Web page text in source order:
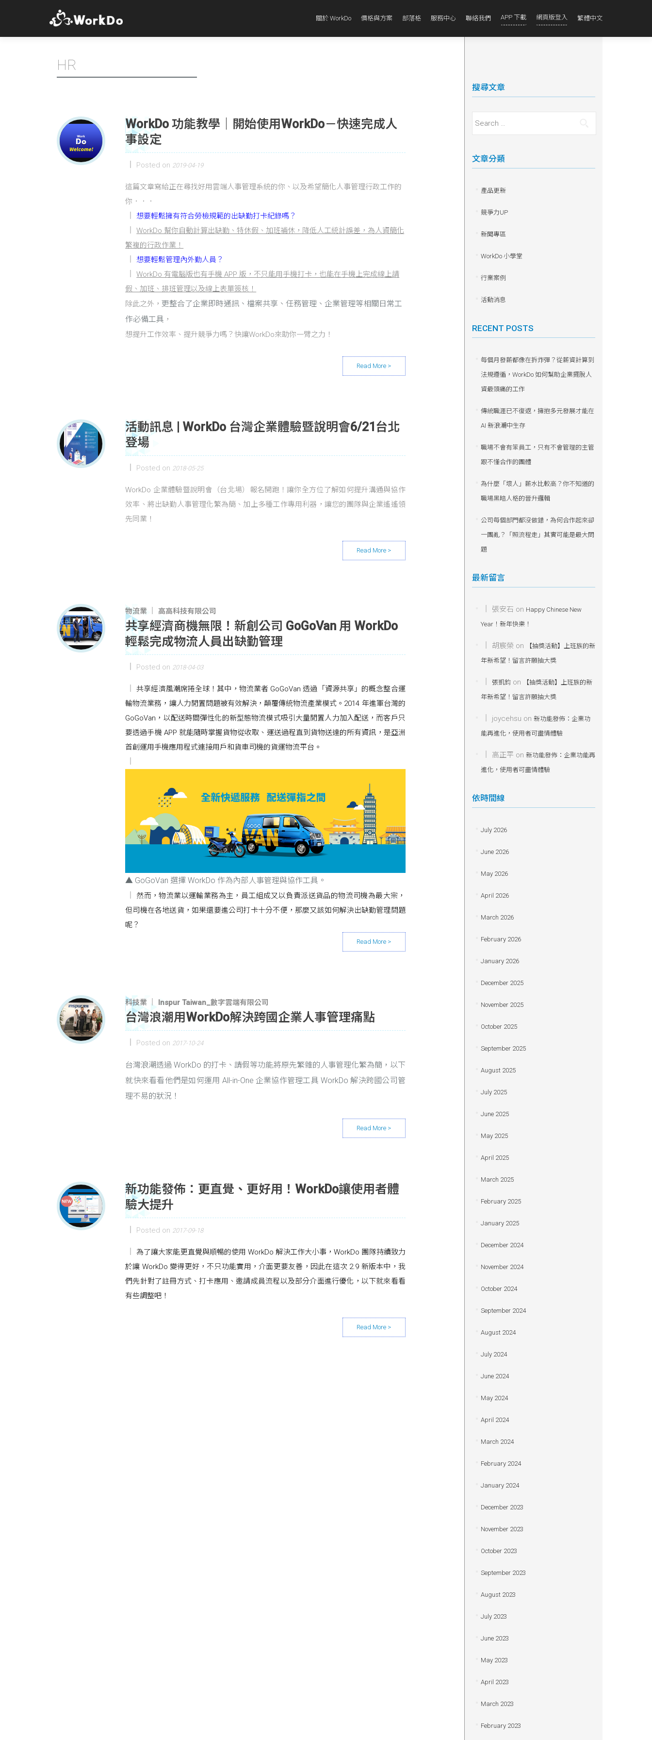
關於 WorkDo 價格與方案 部落格 服務中心 聯絡我們 APP 下載 網頁版登入 繁體中文
HR
WorkDo 功能教學｜開始使用WorkDo－快速完成人
事設定
Posted on 2019-04-19
這篇文章寫給正在尋找好用雲端人事管理系統的你、以及希望簡化人事管理行政工作的
你．．．
想要輕鬆擁有符合勞檢規範的出缺勤打卡紀錄嗎？
WorkDo 幫你自動計算出缺勤、特休假、加班補休，降低人工統計誤差，為人資簡化
繁複的行政作業！
想要輕鬆管理內外勤人員？
WorkDo 有電腦版也有手機 APP 版，不只能用手機打卡，也能在手機上完成線上請
假、加班、排班管理以及線上表單簽核！
除此之外，更整合了企業即時通訊、檔案共享、任務管理、企業管理等相關日常工
作必備工具 ，
想提升工作效率、提升競爭力嗎？快讓WorkDo來助你一臂之力！
活動訊息 | WorkDo 台灣企業體驗暨說明會6/21台北
登場
Posted on 2018-05-25
WorkDo 企業體驗暨說明會（台北場）報名開跑！讓你全方位了解如何提升溝通與協作
效率、將出缺勤人事管理化繁為簡、加上多種工作專用利器，讓您的團隊與企業遙遙領
先同業！
物流業 高高科技有限公司
共享經濟商機無限！新創公司 GoGoVan 用 WorkDo
輕鬆完成物流人員出缺勤管理
Posted on 2018-04-03
共享經濟風潮席捲全球！其中，物流業者 GoGoVan 透過「資源共享」的概念整合運
輸物流業務，讓人力閒置問題被有效解決，顛覆傳統物流產業模式。2014 年進軍台灣的
GoGoVan，以配送時間彈性化的新型態物流模式吸引大量閒置人力加入配送，而客戶只
要透過手機 APP 就能隨時掌握貨物從收取、運送過程直到貨物送達的所有資訊，是亞洲
首創運用手機應用程式連接用戶和貨車司機的貨運物流平台。
▲ GoGoVan 選擇 WorkDo 作為內部人事管理與協作工具。
然而，物流業以運輸業務為主，員工組成又以負責派送貨品的物流司機為最大宗，
但司機在各地送貨，如果還要進公司打卡十分不便，那麼又該如何解決出缺勤管理問題
呢？
科技業 Inspur Taiwan_數字雲端有限公司
台灣浪潮用WorkDo解決跨國企業人事管理痛點
Posted on 2017-10-24
台灣浪潮透過 WorkDo 的打卡、請假等功能將原先繁雜的人事管理化繁為簡，以下
就快來看看他們是如何運用 All-in-One 企業協作管理工具 WorkDo 解決跨國公司管
理不易的狀況！
新功能發佈：更直覺、更好用！WorkDo讓使用者體
驗大提升
Posted on 2017-09-18
為了讓大家能更直覺與順暢的使用 WorkDo 解決工作大小事，WorkDo 團隊持續致力
於讓 WorkDo 變得更好，不只功能實用，介面更要友善，因此在這次 2.9 新版本中，我
們先針對了註冊方式、打卡應用、邀請成員流程以及部分介面進行優化，以下就來看看
有些調整吧！
搜尋文章
Search for:
文章分類
產品更新
競爭力UP
新聞專區
WorkDo 小學堂
行業案例
活動消息
RECENT POSTS
每個月發薪都像在拆炸彈？從薪資計算到
法規遵循，WorkDo 如何幫助企業擺脫人
資最頭痛的工作
傳統職涯已不復返，擁抱多元發展才能在
AI 新浪潮中生存
職場不會有笨員工，只有不會管理的主管
跟不懂合作的團體
為什麼「壞人」薪水比較高？你不知道的
職場黑暗人格的晉升邏輯
公司每個部門都沒做錯，為何合作起來卻
一團亂？「照流程走」其實可能是最大問
題
最新留言
張安石 on Happy Chinese New
Year！新年快樂！
胡宸榮 on
【抽獎活動】上班族的新
年新希望！留言許願抽大獎
張凱鈞on
【抽獎活動】上班族的新
年新希望！留言許願抽大獎
joycehsu on 新功能發佈：企業功
能再進化，使用者可盡情體驗
高正平 on 新功能發佈：企業功能再
進化，使用者可盡情體驗
依時間線
July 2026
June 2026
May 2026
April 2026
March 2026
February 2026
January 2026
December 2025
November 2025
October 2025
September 2025
August 2025
July 2025
June 2025
May 2025
April 2025
March 2025
February 2025
January 2025
December 2024
November 2024
October 2024
September 2024
August 2024
July 2024
June 2024
May 2024
April 2024
March 2024
February 2024
January 2024
December 2023
November 2023
October 2023
September 2023
August 2023
July 2023
June 2023
May 2023
April 2023
March 2023
February 2023